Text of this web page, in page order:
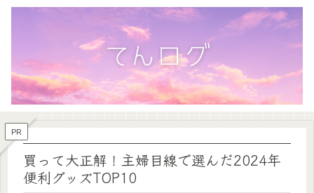
PR
買って大正解！主婦目線で選んだ2024年
便利グッズTOP10